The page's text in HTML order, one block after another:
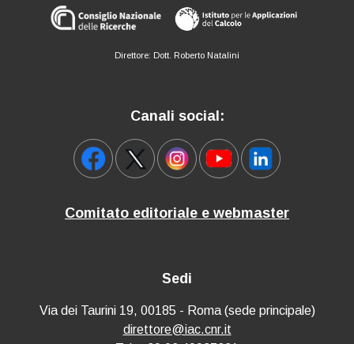
Direttore: Dott. Roberto Natalini
Canali social:
Comitato editoriale e webmaster
Sedi
Via dei Taurini 19, 00185 - Roma (sede principale)
direttore@iac.cnr.it